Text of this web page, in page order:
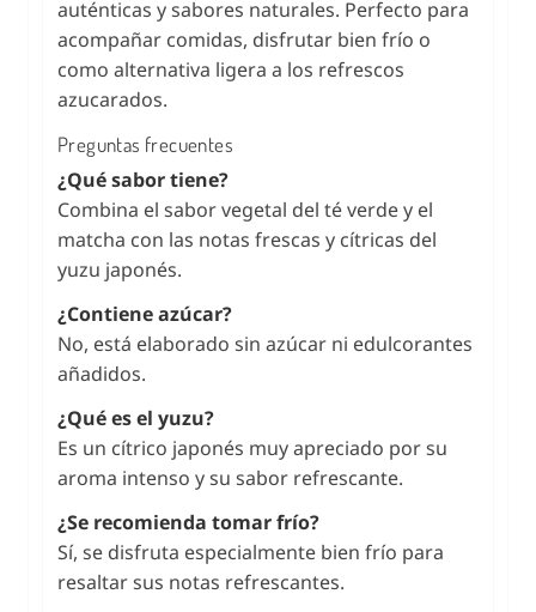
auténticas y sabores naturales. Perfecto para
acompañar comidas, disfrutar bien frío o
como alternativa ligera a los refrescos
azucarados.
Preguntas frecuentes
¿Qué sabor tiene?
Combina el sabor vegetal del té verde y el
matcha con las notas frescas y cítricas del
yuzu japonés.
¿Contiene azúcar?
No, está elaborado sin azúcar ni edulcorantes
añadidos.
¿Qué es el yuzu?
Es un cítrico japonés muy apreciado por su
aroma intenso y su sabor refrescante.
¿Se recomienda tomar frío?
Sí, se disfruta especialmente bien frío para
resaltar sus notas refrescantes.